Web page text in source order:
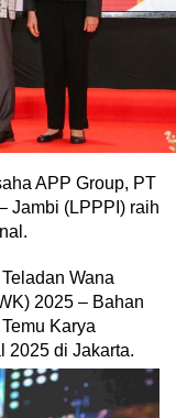
APP Group, PT
Jambi (LPPPI) raih
Wana
2025 – Bahan
Karya
2025 di Jakarta.